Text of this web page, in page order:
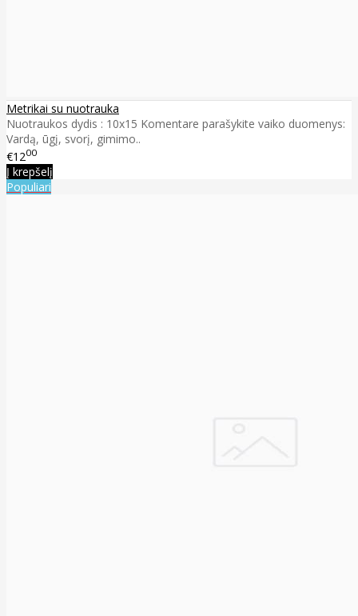
Metrikai su nuotrauka
Nuotraukos dydis : 10x15 Komentare parašykite vaiko duomenys:
Vardą, ūgį, svorį, gimimo..
€1200
Į krepšelį
Populiari